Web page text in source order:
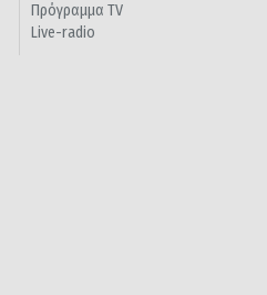
Πρόγραμμα TV
Live-radio